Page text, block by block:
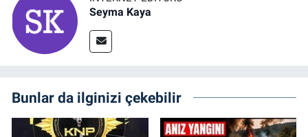
Seyma Kaya
Bunlar da ilginizi çekebilir